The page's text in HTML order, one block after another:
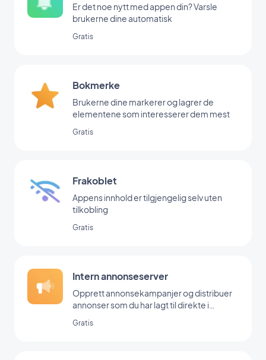
Er det noe nytt med appen din? Varsle
brukerne dine automatisk
Gratis
Bokmerke
Brukerne dine markerer og lagrer de
elementene som interesserer dem mest
Gratis
Frakoblet
Appens innhold er tilgjengelig selv uten
tilkobling
Gratis
Intern annonseserver
Opprett annonsekampanjer og distribuer
annonser som du har lagt til direkte i
Gratis